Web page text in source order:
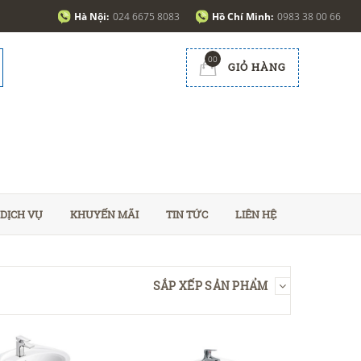
Hà Nội: 024 6675 8083 Hồ Chí Minh: 0983 38 00 66
00
GIỎ HÀNG
DỊCH VỤ KHUYẾN MÃI TIN TỨC LIÊN HỆ
SẮP XẾP SẢN PHẨM